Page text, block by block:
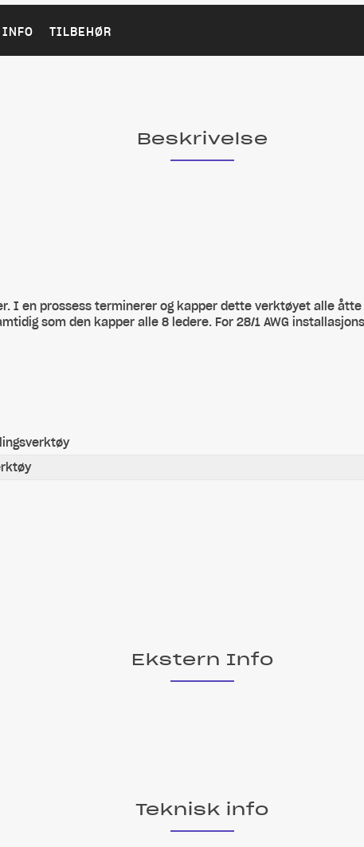
TILBEHØR
Beskrivelse
I en prossess terminerer og kapper dette verktøyet alle åtte
som den kapper alle 8 ledere. For 28/1 AWG
Ekstern Info
Teknisk info